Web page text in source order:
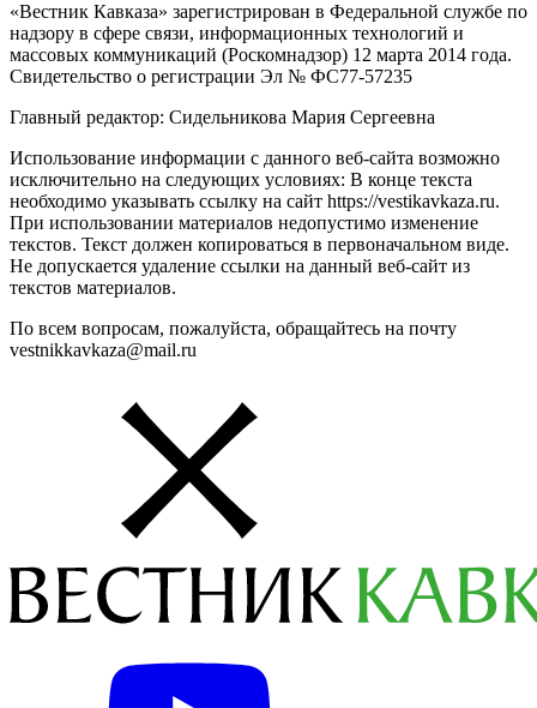
«Вестник Кавказа» зарегистрирован в Федеральной службе по
надзору в сфере связи, информационных технологий и
массовых коммуникаций (Роскомнадзор) 12 марта 2014 года.
Свидетельство о регистрации Эл № ФС77-57235
Главный редактор: Сидельникова Мария Сергеевна
Использование информации с данного веб-сайта возможно
исключительно на следующих условиях: В конце текста
необходимо указывать ссылку на сайт https://vestikavkaza.ru.
При использовании материалов недопустимо изменение
текстов. Текст должен копироваться в первоначальном виде.
Не допускается удаление ссылки на данный веб-сайт из
текстов материалов.
По всем вопросам, пожалуйста, обращайтесь на почту
vestnikkavkaza@mail.ru